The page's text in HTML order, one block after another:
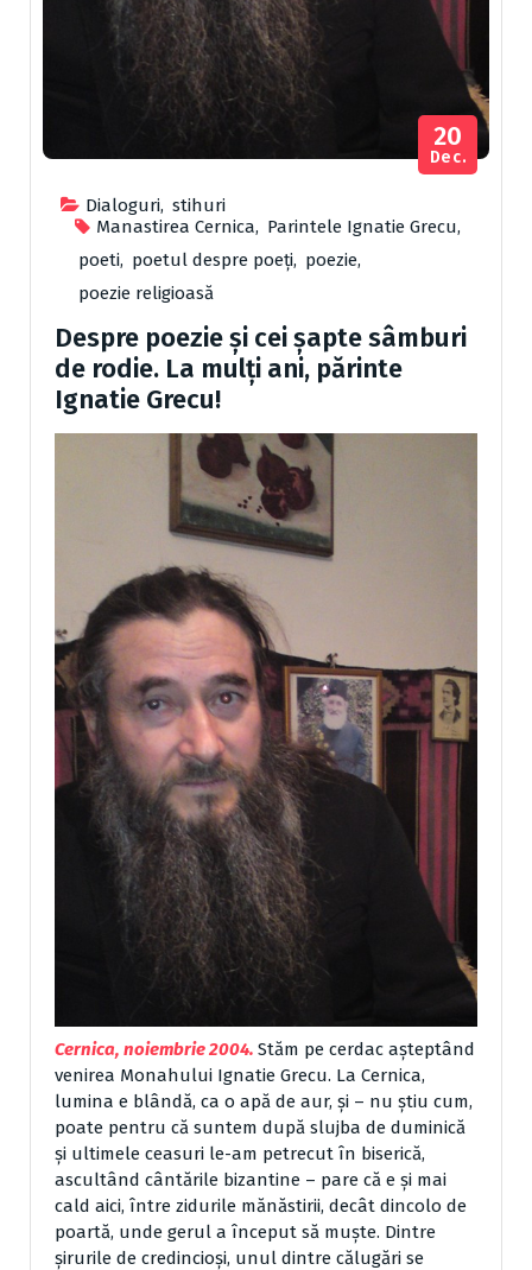
Dialoguri, stihuri
Manastirea Cernica, Parintele Ignatie Grecu,
poeti, poetul despre poeți, poezie,
poezie religioasă
20
Dec.
Despre poezie și cei șapte sâmburi
de rodie. La mulți ani, părinte
Ignatie Grecu!
Cernica, noiembrie 2004. Stăm pe cerdac așteptând
venirea Monahului Ignatie Grecu. La Cernica,
lumina e blândă, ca o apă de aur, și – nu știu cum,
poate pentru că suntem după slujba de duminică
și ultimele ceasuri le-am petrecut în biserică,
ascultând cântările bizantine – pare că e și mai
cald aici, între zidurile mănăstirii, decât dincolo de
poartă, unde gerul a început să muște. Dintre
șirurile de credincioși, unul dintre călugări se